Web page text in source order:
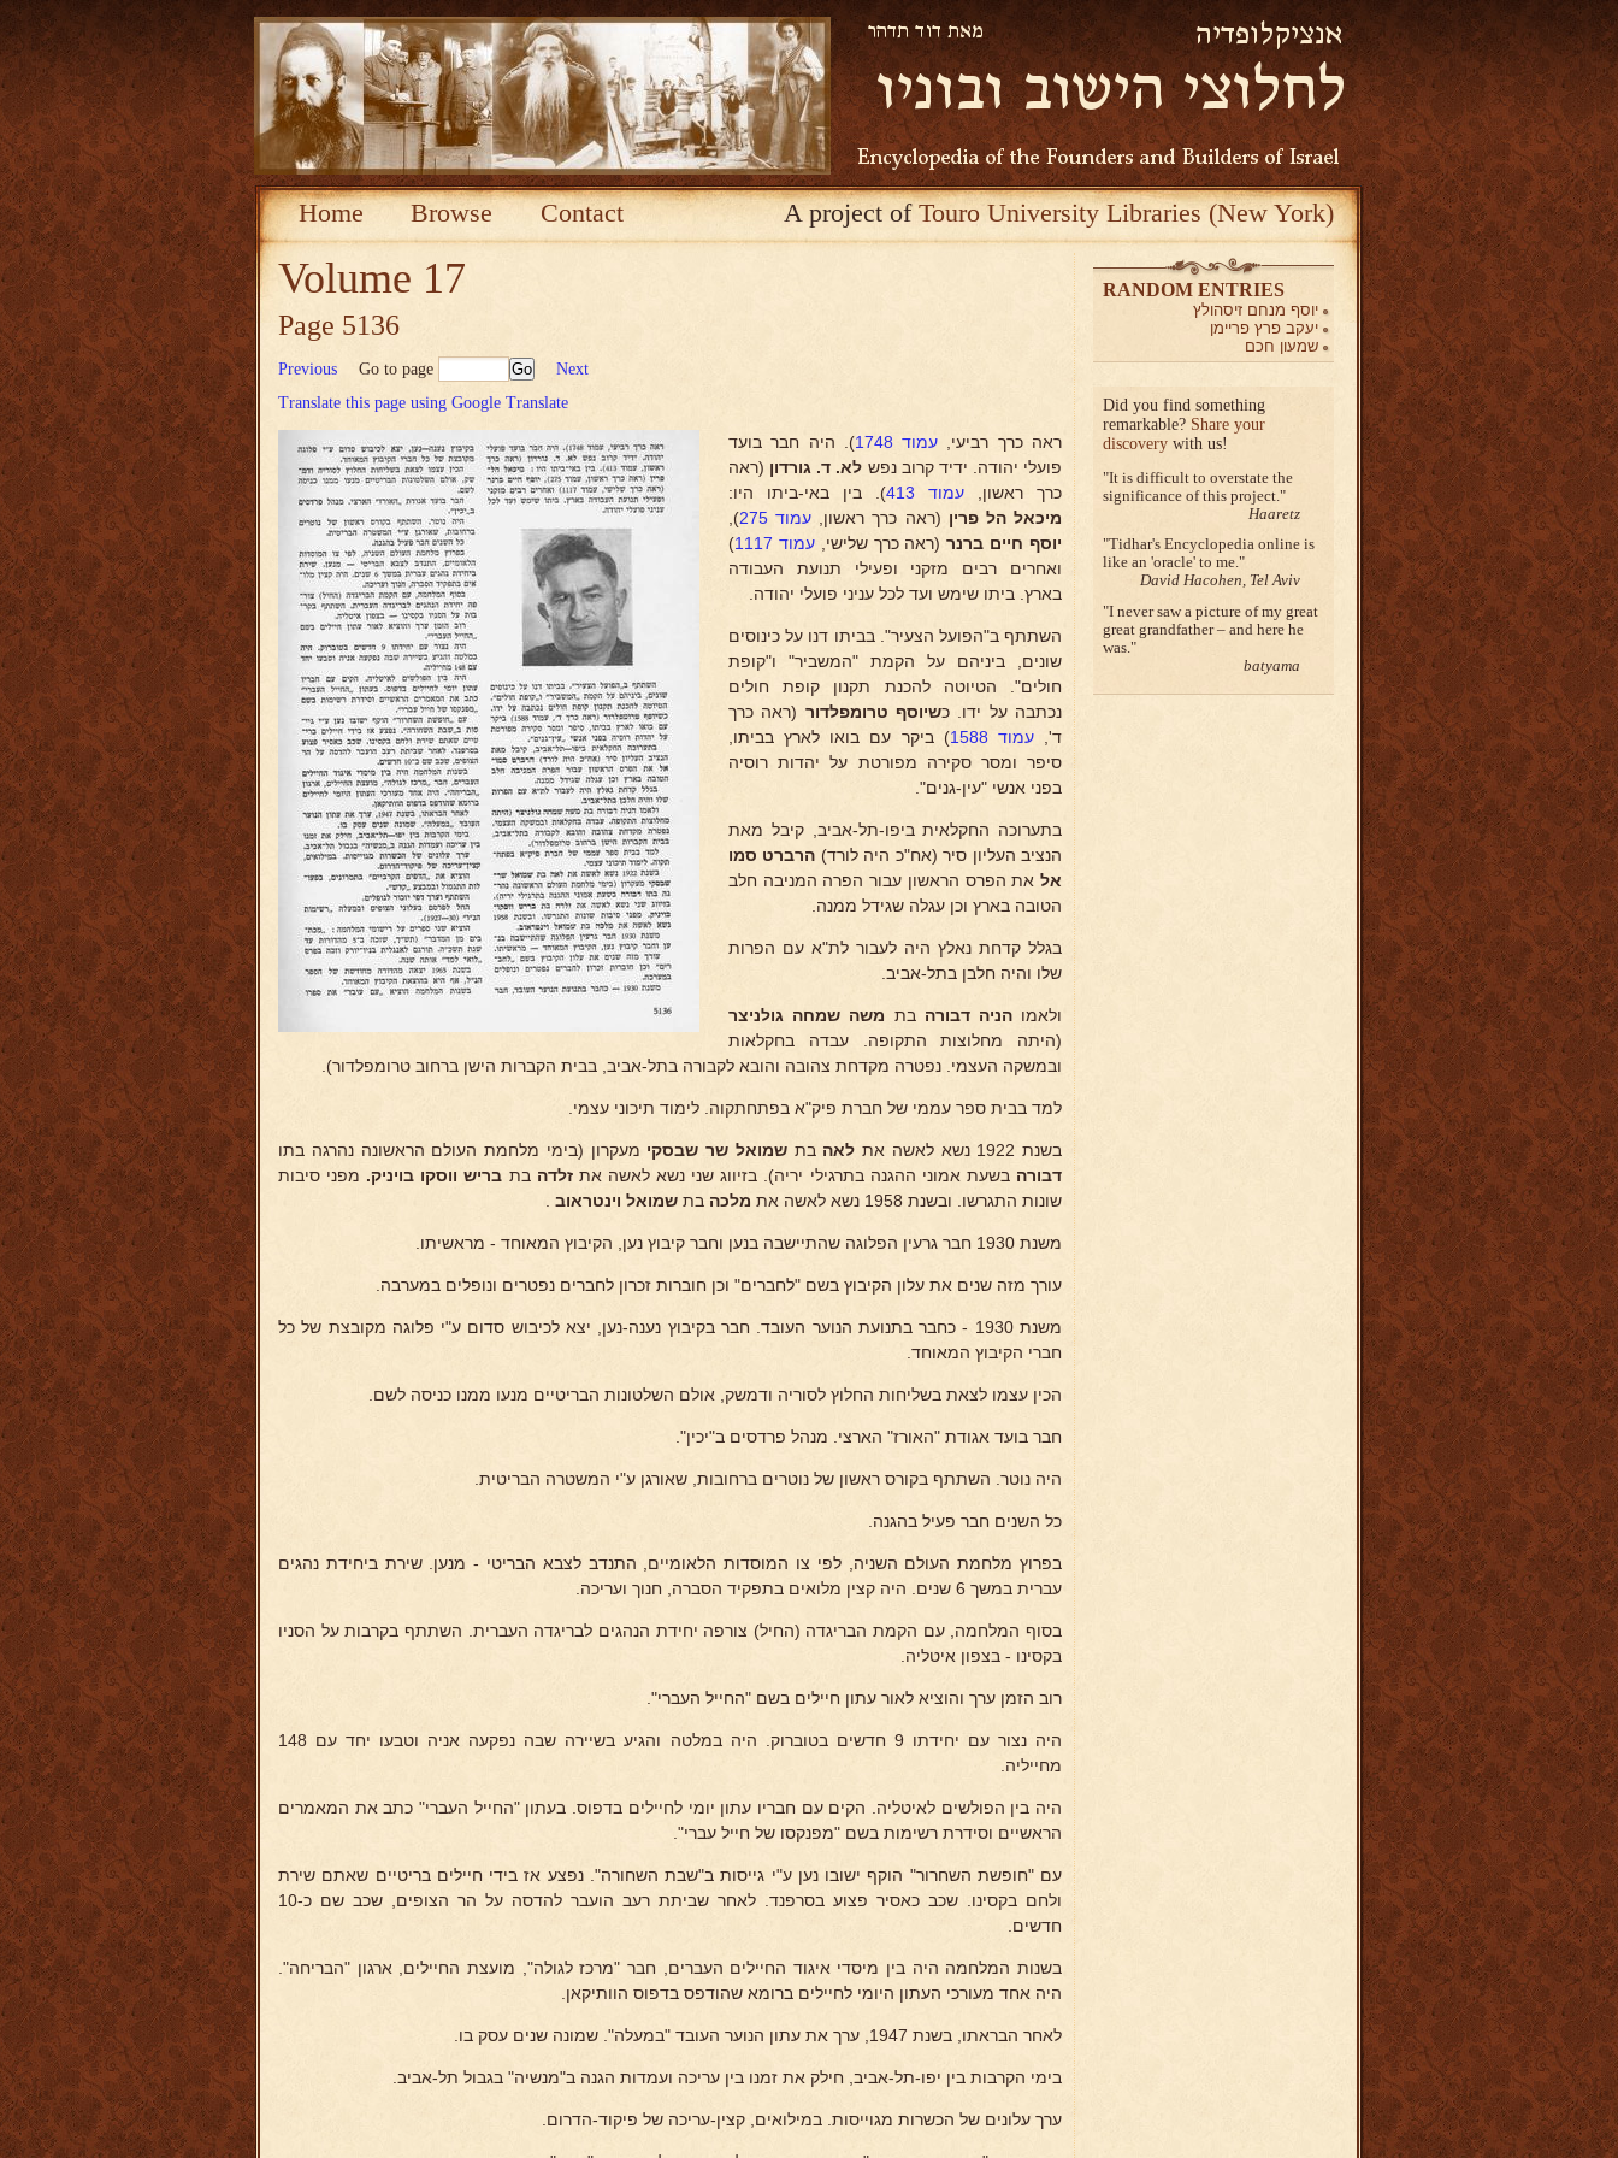
Home Browse Contact A project ofTouro University Libraries (New York)
Volume 17
Page 5136
Previous Go to page
Next
Translate this page using Google Translate
ראה כרך רביעי, עמוד 1748
). היה חבר בועד
פועלי יהודה. ידיד קרוב נפש לא. ד. גורדון (ראה
כרך ראשון, עמוד 413
). בין באי-ביתו היו:
מיכאל הל פרין (ראה כרך ראשון, עמוד 275
),
יוסף חיים ברנר(ראה כרך שלישי,עמוד 1117
)
ואחרים רבים מזקני ופעילי תנועת העבודה
בארץ. ביתו שימש ועד לכל עניני פועלי יהודה.
השתתף ב"הפועל הצעיר". בביתו דנו על כינוסים
שונים, ביניהם על הקמת "המשביר" ו"קופת
חולים". הטיוטה להכנת תקנון קופת חולים
נכתבה על ידו. כשיוסף טרומפלדור (ראה כרך
ד',עמוד 1588
) ביקר עם בואו לארץ בביתו,
סיפר ומסר סקירה מפורטת על יהדות רוסיה
בפני אנשי "עין-גנים".
בתערוכה החקלאית ביפו-תל-אביב, קיבל מאת
הנציב העליון סיר (אח"כ היה לורד) הרברט סמו
אל את הפרס הראשון עבור הפרה המניבה חלב
הטובה בארץ וכן עגלה שגידל ממנה.
בגלל קדחת נאלץ היה לעבור לת"א עם הפרות
שלו והיה חלבן בתל-אביב.
ולאמוהניה דבורה בת משה שמחה גולניצר
(היתה מחלוצות התקופה. עבדה בחקלאות
ובמשקה העצמי. נפטרה מקדחת צהובה והובא לקבורה בתל-אביב, בבית הקברות הישן ברחוב טרומפלדור).
למד בבית ספר עממי של חברת פיק"א בפתחתקוה. לימוד תיכוני עצמי.
בשנת 1922 נשא לאשה את לאה בת שמואל שר שבסקי מעקרון (בימי מלחמת העולם הראשונה נהרגה בתו
דבורהבשעת אמוני ההגנה בתרגילי יריה). בזיווג שני נשא לאשה את זלדה בת בריש ווסקו בויניק. מפני סיבות
שונות התגרשו. ובשנת 1958 נשא לאשה את
מלכה בת שמואל וינטראוב
משנת 1930 חבר גרעין הפלוגה שהתיישבה בנען וחבר קיבוץ נען, הקיבוץ המאוחד - מראשיתו.
עורך מזה שנים את עלון הקיבוץ בשם "לחברים" וכן חוברות זכרון לחברים נפטרים ונופלים במערבה.
משנת 1930 - כחבר בתנועת הנוער העובד. חבר בקיבוץ נענה-נען, יצא לכיבוש סדום ע"י פלוגה מקובצת של כל
חברי הקיבוץ המאוחד.
הכין עצמו לצאת בשליחות החלוץ לסוריה ודמשק, אולם השלטונות הבריטיים מנעו ממנו כניסה לשם.
חבר בועד אגודת "האורז" הארצי. מנהל פרדסים ב"יכין".
היה נוטר. השתתף בקורס ראשון של נוטרים ברחובות, שאורגן ע"י המשטרה הבריטית.
כל השנים חבר פעיל בהגנה.
בפרוץ מלחמת העולם השניה, לפי צו המוסדות הלאומיים, התנדב לצבא הבריטי - מנען. שירת ביחידת נהגים
עברית במשך 6 שנים. היה קצין מלואים בתפקיד הסברה, חנוך ועריכה.
בסוף המלחמה, עם הקמת הבריגדה (החיל) צורפה יחידת הנהגים לבריגדה העברית. השתתף בקרבות על הסניו
בקסינו - בצפון איטליה.
רוב הזמן ערך והוציא לאור עתון חיילים בשם "החייל העברי".
היה נצור עם יחידתו 9 חדשים בטוברוק. היה במלטה והגיע בשיירה שבה נפקעה אניה וטבעו יחד עם 148
מחייליה.
היה בין הפולשים לאיטליה. הקים עם חבריו עתון יומי לחיילים בדפוס. בעתון "החייל העברי" כתב את המאמרים
הראשיים וסידרת רשימות בשם "מפנקסו של חייל עברי".
עם "חופשת השחרור" הוקף ישובו נען ע"י גייסות ב"שבת השחורה". נפצע אז בידי חיילים בריטיים שאתם שירת
ולחם בקסינו. שכב כאסיר פצוע בסרפנד. לאחר שביתת רעב הועבר להדסה על הר הצופים, שכב שם כ-10
חדשים.
בשנות המלחמה היה בין מיסדי איגוד החיילים העברים, חבר "מרכז לגולה", מועצת החיילים, ארגון "הבריחה".
היה אחד מעורכי העתון היומי לחיילים ברומא שהודפס בדפוס הוותיקאן.
לאחר הבראתו, בשנת 1947, ערך את עתון הנוער העובד "במעלה". שמונה שנים עסק בו.
בימי הקרבות בין יפו-תל-אביב, חילק את זמנו בין עריכה ועמדות הגנה ב"מנשיה" בגבול תל-אביב.
ערך עלונים של הכשרות מגוייסות. במילואים, קצין-עריכה של פיקוד-הדרום.
RANDOM ENTRIES
יוסף מנחם זיסהולץ
יעקב פרץ פריימן
שמעון חכם
Did you find something
remarkable? Share your
discovery with us!
It is difficult to overstate the
significance of this project.
Haaretz
Tidhar's Encyclopedia online is
like an 'oracle' to me.
David Hacohen, Tel Aviv
I never saw a picture of my great
great grandfather – and here he
was.
batyama